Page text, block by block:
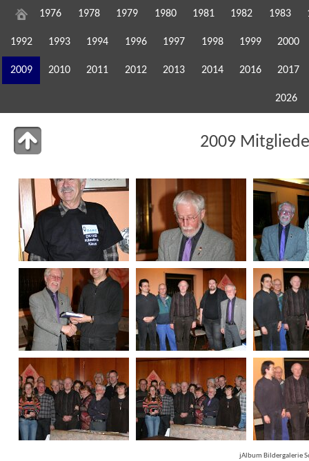
1976 1978 1979 1980 1981 1982 1983
1992 1993 1994 1996 1997 1998 1999 2000
2009 2010 2011 2012 2013 2014 2016 2017
2026
2009
jAlbum Bildergalerie